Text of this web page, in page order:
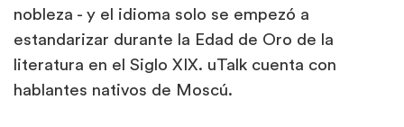
nobleza - y el idioma solo se empezó a
estandarizar durante la Edad de Oro de la
literatura en el Siglo XIX. uTalk cuenta con
hablantes nativos de Moscú.